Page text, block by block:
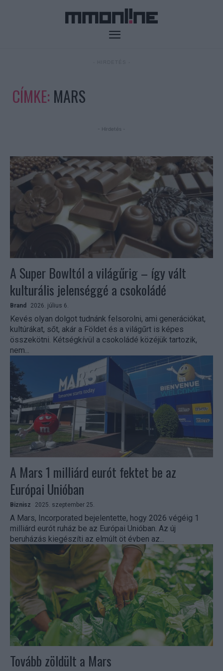
CÍMKE: MARS
- Hirdetés -
A Super Bowltól a világűrig – így vált
kulturális jelenséggé a csokoládé
Brand 2026. július 6.
Kevés olyan dolgot tudnánk felsorolni, ami generációkat,
kultúrákat, sőt, akár a Földet és a világűrt is képes
összekötni. Kétségkívül a csokoládé közéjük tartozik,
nem...
A Mars 1 milliárd eurót fektet be az
Európai Unióban
Biznisz 2025. szeptember 25.
A Mars, Incorporated bejelentette, hogy 2026 végéig 1
milliárd eurót ruház be az Európai Unióban. Az új
beruházás kiegészíti az elmúlt öt évben az...
Tovább zöldült a Mars